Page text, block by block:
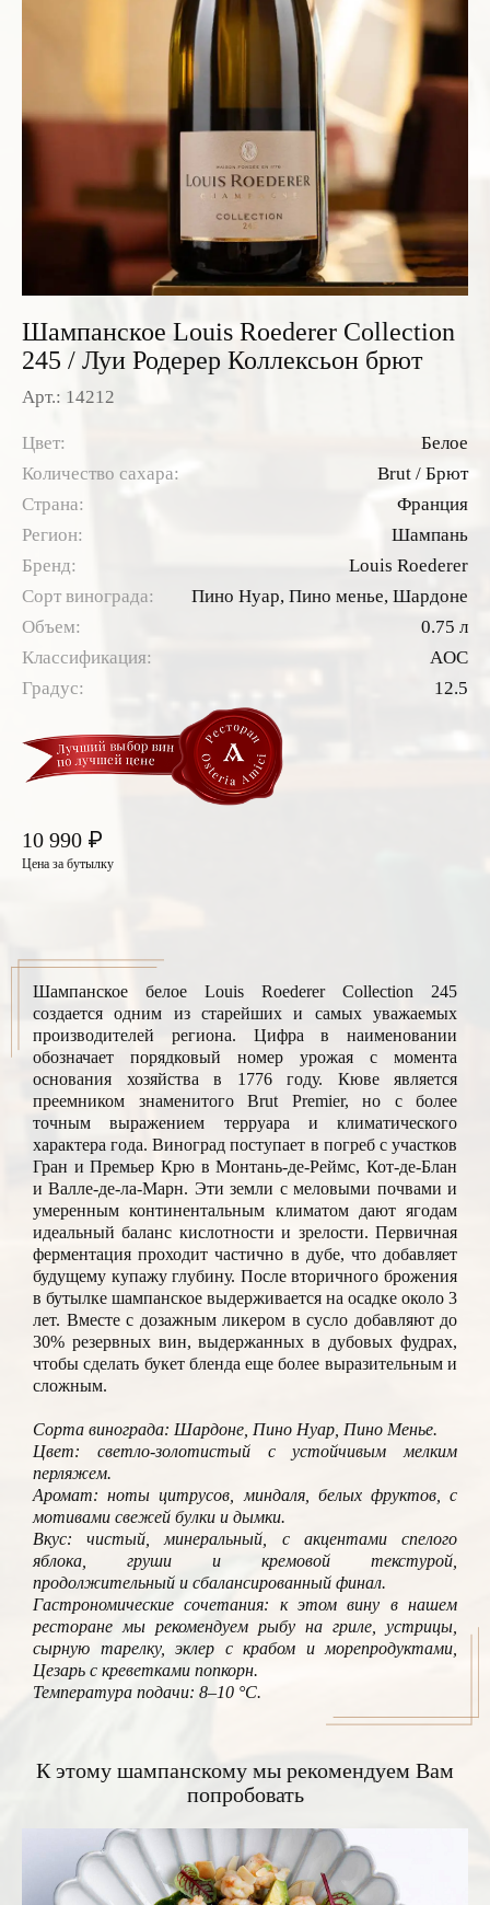
Итальянские вина
Французские вина
Испанские вина
Граппа
Водка
Саке
Пиво
Шампанское Louis Roederer Collection
245 / Луи Родерер Коллексьон брют
Арт.: 14212
Цвет:
Белое
Количество сахара:
Brut / Брют
Страна:
Франция
Регион:
Шампань
Бренд:
Louis Roederer
Сорт винограда:
Пино Нуар, Пино менье, Шардоне
Объем:
0.75 л
Классификация:
AOC
Градус:
12.5
10 990 ₽
Цена за бутылку
Шампанское белое Louis Roederer Collection 245
создается одним из старейших и самых уважаемых
производителей региона. Цифра в наименовании
обозначает порядковый номер урожая с момента
основания хозяйства в 1776 году. Кюве является
преемником знаменитого Brut Premier, но с более
точным выражением терруара и климатического
характера года. Виноград поступает в погреб с участков
Гран и Премьер Крю в Монтань-де-Реймс, Кот-де-Блан
и Валле-де-ла-Марн. Эти земли с меловыми почвами и
умеренным континентальным климатом дают ягодам
идеальный баланс кислотности и зрелости. Первичная
ферментация проходит частично в дубе, что добавляет
будущему купажу глубину. После вторичного брожения
в бутылке шампанское выдерживается на осадке около 3
лет. Вместе с дозажным ликером в сусло добавляют до
30% резервных вин, выдержанных в дубовых фудрах,
чтобы сделать букет бленда еще более выразительным и
сложным.
Сорта винограда: Шардоне, Пино Нуар, Пино Менье.
Цвет: светло-золотистый с устойчивым мелким
перляжем.
Аромат: ноты цитрусов, миндаля, белых фруктов, с
мотивами свежей булки и дымки.
Вкус: чистый, минеральный, с акцентами спелого
яблока, груши и кремовой текстурой,
продолжительный и сбалансированный финал.
Гастрономические сочетания: к этом вину в нашем
ресторане мы рекомендуем рыбу на гриле, устрицы,
сырную тарелку, эклер с крабом и морепродуктами,
Цезарь с креветками попкорн.
Температура подачи: 8–10 °C.
К этому шампанскому мы рекомендуем Вам
попробовать